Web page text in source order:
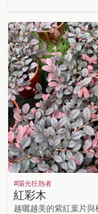
#陽光狂熱者
紅彩木
越曬越美的紫紅葉片與